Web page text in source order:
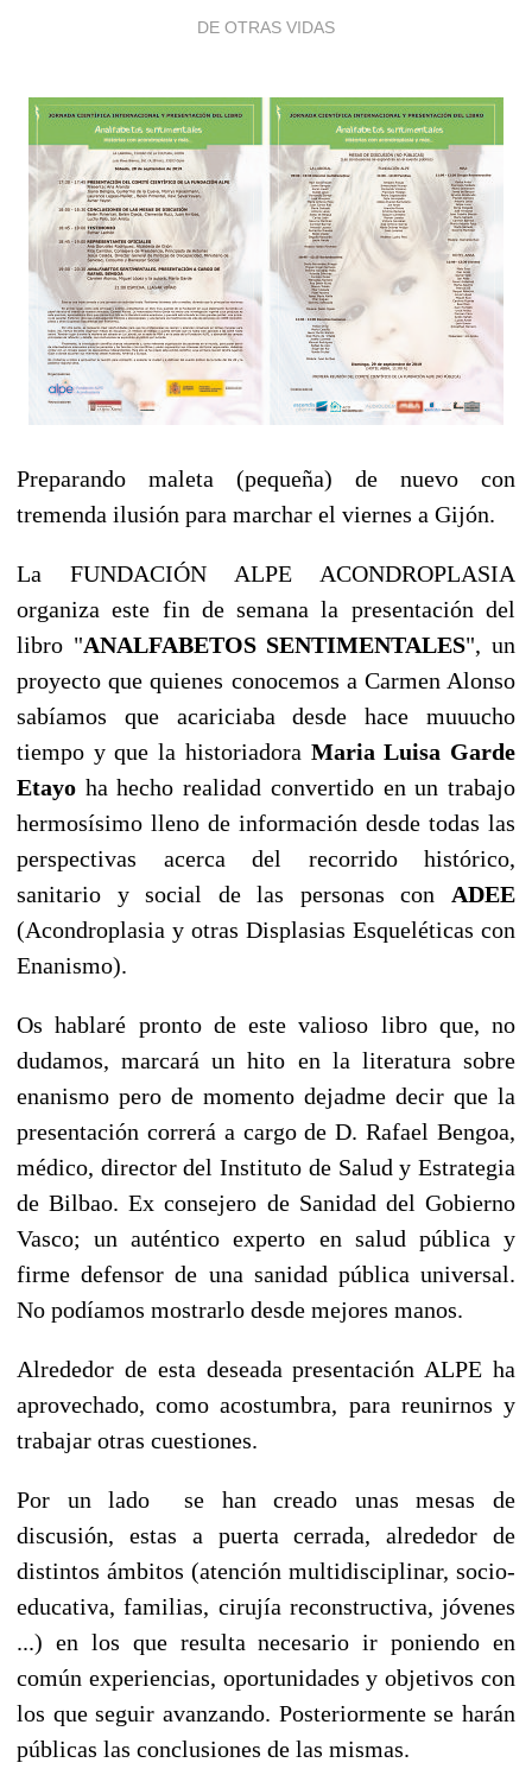
DE OTRAS VIDAS
Preparando maleta (pequeña) de nuevo con
tremenda ilusión para marchar el viernes a Gijón.
La FUNDACIÓN ALPE ACONDROPLASIA
organiza este fin de semana la presentación del
libro "ANALFABETOS SENTIMENTALES", un
proyecto que quienes conocemos a Carmen Alonso
sabíamos que acariciaba desde hace muuucho
tiempo y que la historiadora Maria Luisa Garde
Etayo hahecho realidad convertido en un trabajo
hermosísimo lleno de información desde todas las
perspectivas acerca del recorrido histórico,
sanitario y social de las personas con ADEE
(Acondroplasia y otras Displasias Esqueléticas con
Enanismo).
Os hablaré pronto de este valioso libro que, no
dudamos, marcará un hito en la literatura sobre
enanismo pero de momento dejadme decir que la
presentación correrá a cargo de D. Rafael Bengoa,
médico, director del Instituto de Salud y Estrategia
de Bilbao. Ex consejero de Sanidad del Gobierno
Vasco; un auténtico experto en salud pública y
firme defensor de una sanidad pública universal.
No podíamos mostrarlo desde mejores manos.
Alrededor de esta deseada presentación ALPE ha
aprovechado, como acostumbra, para reunirnos y
trabajar otras cuestiones.
Por un lado se han creado unas mesas de
discusión, estas a puerta cerrada, alrededor de
distintos ámbitos (atención multidisciplinar, socio-
educativa, familias, cirujía reconstructiva, jóvenes
...) en los que resulta necesario ir poniendo en
común experiencias, oportunidades y objetivos con
los que seguir avanzando. Posteriormente se harán
públicas las conclusiones de las mismas.